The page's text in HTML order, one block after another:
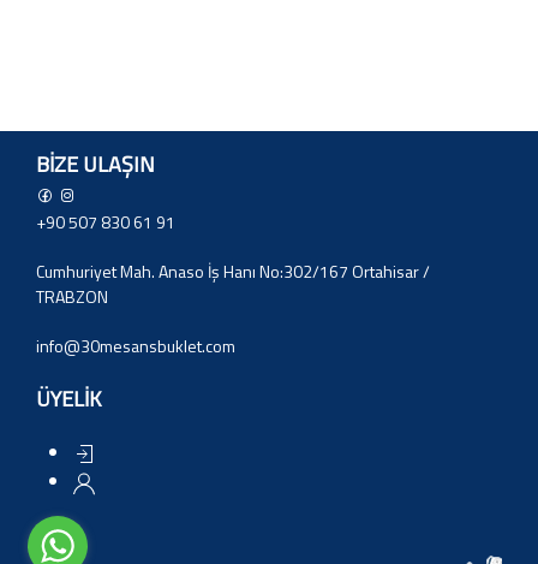
BIZE ULAŞIN
+90 507 830 61 91
Cumhuriyet Mah. Anaso İş Hanı No:302/167 Ortahisar /
TRABZON
info@30mesansbuklet.com
ÜYELİK